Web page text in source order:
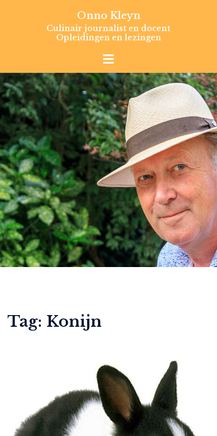
Onno Kleyn
Culinair journalist en docent
Opleidingen en lezingen
Tag: Konijn